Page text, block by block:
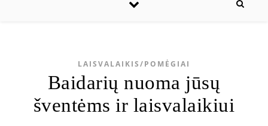
LAISVALAIKIS/POMĖGIAI
Baidarių nuoma jūsų
šventėms ir laisvalaikiui